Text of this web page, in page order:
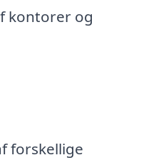
kontorer og
forskellige